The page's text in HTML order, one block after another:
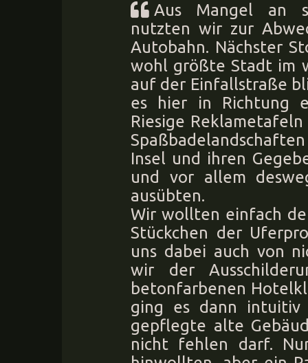
Aus Mangel an
nutzten wir zur
Autobahn. Nächster
wohl größte Stadt im
auf der Einfallstraße
es hier in Richtung
Riesige
Insel und ihren
und vor allem
ausübten.
Wir wollten einfach
Stückchen der
uns dabei auch von
wir der
betonfarbenen
ging es dann intuitiv
gepflegte alte
nicht fehlen darf.